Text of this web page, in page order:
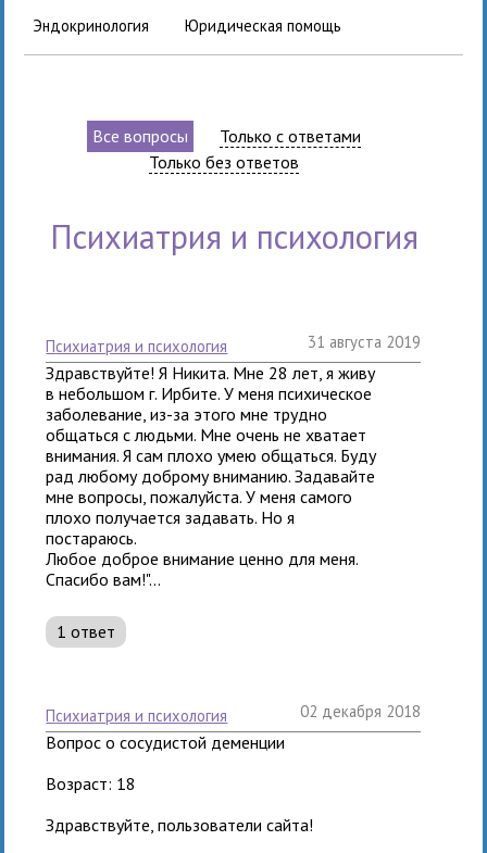
эндокринология
юридическая помощь
Все вопросы
Только с ответами
Только без ответов
психиатрия и психология
психиатрия и психология 31 августа 2019
Здравствуйте! Я Никита. Мне 28 лет, я живу
в небольшом г. Ирбите. У меня психическое
заболевание, из-за этого мне трудно
общаться с людьми. Мне очень не хватает
внимания. Я сам плохо умею общаться. Буду
рад любому доброму вниманию. Задавайте
мне вопросы, пожалуйста. У меня самого
плохо получается задавать. Но я
постараюсь.
Любое доброе внимание ценно для меня.
Спасибо вам!"...
1 ответ
психиатрия и психология 02 декабря 2018
Вопрос о сосудистой деменции
Возраст: 18
Здравствуйте, пользователи сайта!